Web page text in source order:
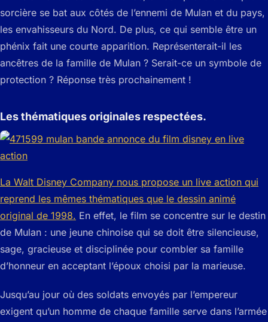
sorcière se bat aux côtés de l’ennemi de Mulan et du pays,
les envahisseurs du Nord. De plus, ce qui semble être un
phénix fait une courte apparition. Représenterait-il les
ancêtres de la famille de Mulan ? Serait-ce un symbole de
protection ? Réponse très prochainement !
Les thématiques originales respectées.
La Walt Disney Company nous propose un live action qui
reprend les mêmes thématiques que le dessin animé
original de 1998. En effet, le film se concentre sur le destin
de Mulan : une jeune chinoise qui se doit être silencieuse,
sage, gracieuse et disciplinée pour combler sa famille
d’honneur en acceptant l’époux choisi par la marieuse.
Jusqu’au jour où des soldats envoyés par l’empereur
exigent qu’un homme de chaque famille serve dans l’armée